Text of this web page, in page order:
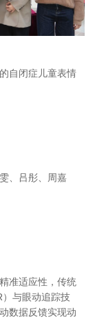
自闭症儿童表情
、吕彤、周嘉
准适应性，传统
与眼动追踪技
数据反馈实现动